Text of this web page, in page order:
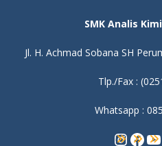
SMK Analis
Jl. H. Achmad Sobana SH
Tlp./Fax :
Whatsapp :